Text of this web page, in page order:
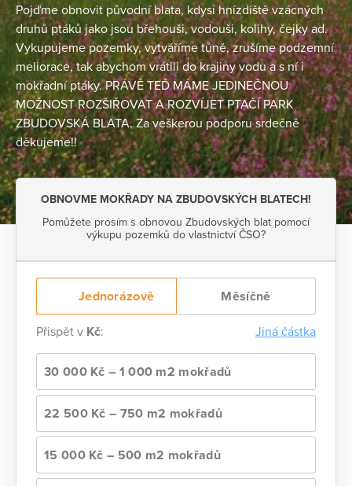
Pojďme obnovit původní blata, kdysi hnízdiště vzácných
druhů ptáků jako jsou břehouši, vodouši, kolihy, čejky ad.
Vykupujeme pozemky, vytváříme tůně, zrušíme podzemní
meliorace, tak abychom vrátili do krajiny vodu a s ní i
mokřadní ptáky. PRÁVĚ TEĎ MÁME JEDINEČNOU
MOŽNOST ROZŠIŘOVAT A ROZVÍJET PTAČÍ PARK
ZBUDOVSKÁ BLATA. Za veškerou podporu srdečně
děkujeme!!
OBNOVME MOKŘADY NA ZBUDOVSKÝCH BLATECH!
Pomůžete prosím s obnovou Zbudovských blat pomocí
výkupu pozemků do vlastnictví ČSO?
Jednorázově Měsíčně
Přispět v Kč: Jiná částka
30 000 Kč – 1 000 m2 mokřadů
22 500 Kč – 750 m2 mokřadů
15 000 Kč – 500 m2 mokřadů